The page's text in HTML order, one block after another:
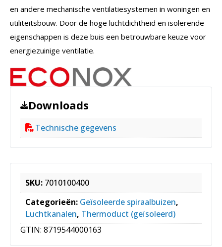
en andere mechanische ventilatiesystemen in woningen en
utiliteitsbouw. Door de hoge luchtdichtheid en isolerende
eigenschappen is deze buis een betrouwbare keuze voor
energiezuinige ventilatie.
Downloads
Technische gegevens
SKU: 7010100400
Categorieën: Geïsoleerde spiraalbuizen,
Luchtkanalen, Thermoduct (geïsoleerd)
GTIN: 8719544000163